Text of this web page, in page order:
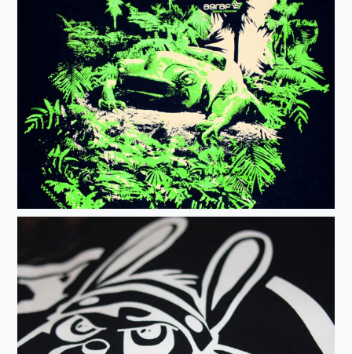
tylne kieszonki; podwójne
szwy